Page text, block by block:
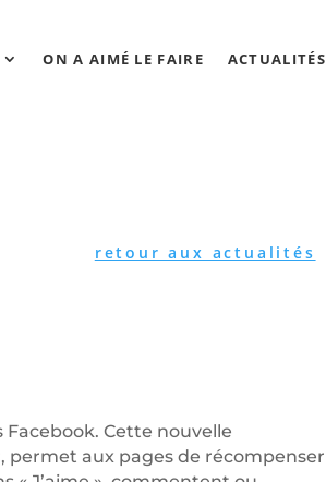
ON A AIMÉ LE FAIRE ACTUALITÉS
retour aux actualités
Cette nouvelle
permet aux pages de récompenser